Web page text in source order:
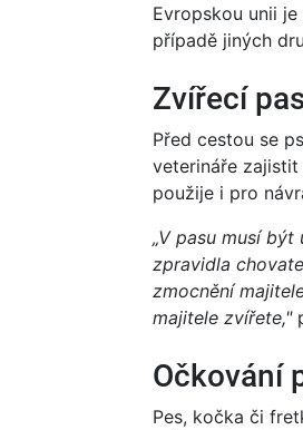
Evropskou unii
případě jiných
Zvířecí
Před cestou se
veterináře
použije i pro
„V pasu musí
zpravidla
zmocnění
majitele zvířete,"
Očkování
Pes, kočka či